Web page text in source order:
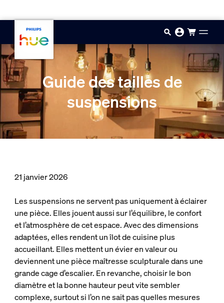
Guide des tailles de
suspensions
21 janvier 2026
Les suspensions ne servent pas uniquement à éclairer
une pièce. Elles jouent aussi sur l’équilibre, le confort
et l’atmosphère de cet espace. Avec des dimensions
adaptées, elles rendent un îlot de cuisine plus
accueillant. Elles mettent un évier en valeur ou
deviennent une pièce maîtresse sculpturale dans une
grande cage d’escalier. En revanche, choisir le bon
diamètre et la bonne hauteur peut vite sembler
complexe, surtout si l’on ne sait pas quelles mesures